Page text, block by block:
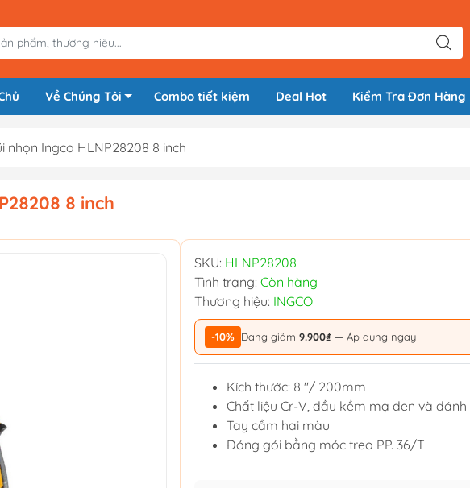
Về Chúng Tôi Combo tiết kiệm Deal Hot Kiểm Tra Đơn Hàng
nhọn Ingco HLNP28208 8 inch
8 inch
SKU: HLNP28208
Tình trạng: Còn hàng
Thương hiệu: INGCO
-10% Đang giảm 9.900₫ — Áp dụng ngay
Kích thước: 8 "/ 200mm
Chất liệu Cr-V, đầu kềm mạ đen và
Tay cầm hai màu
Đóng gói bằng móc treo PP. 36/T